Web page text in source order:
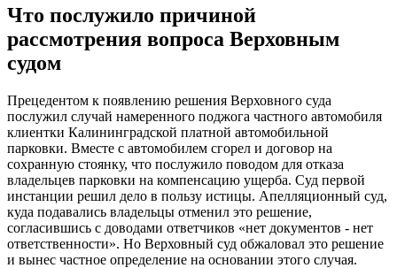
Что послужило причиной
рассмотрения вопроса Верховным
судом
Прецедентом к появлению решения Верховного суда
послужил случай намеренного поджога частного автомобиля
клиентки Калининградской платной автомобильной
парковки. Вместе с автомобилем сгорел и договор на
сохранную стоянку, что послужило поводом для отказа
владельцев парковки на компенсацию ущерба. Суд первой
инстанции решил дело в пользу истицы. Апелляционный суд,
куда подавались владельцы отменил это решение,
согласившись с доводами ответчиков «нет документов - нет
ответственности». Но Верховный суд обжаловал это решение
и вынес частное определение на основании этого случая.